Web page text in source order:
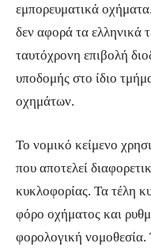
εμπορευματικά
δεν αφορά τα ελληνικά
ταυτόχρονη επιβολή
υποδομής στο ίδιο
οχημάτων.
Το νομικό κείμενο
που αποτελεί
κυκλοφορίας. Τα τέλη
φόρο οχήματος και
φορολογική νομοθεσία.